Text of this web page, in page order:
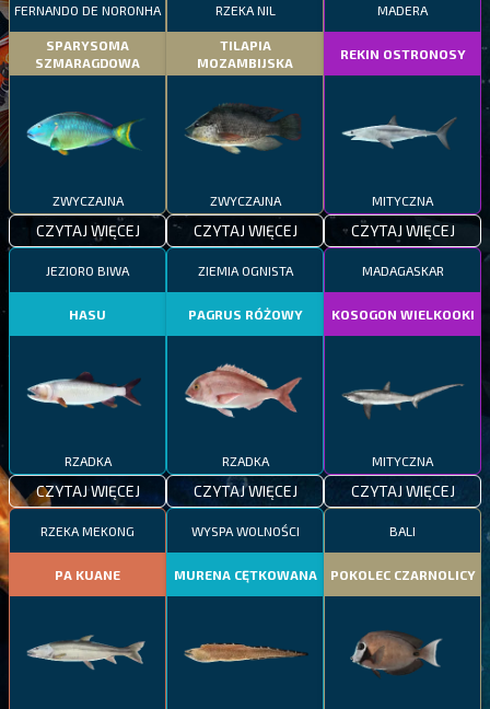
FERNANDO DE NORONHA
SPARYSOMA
SZMARAGDOWA
ZWYCZAJNA
CZYTAJ WIĘCEJ
RZEKA NIL
TILAPIA
MOZAMBIJSKA
ZWYCZAJNA
CZYTAJ WIĘCEJ
MADERA
REKIN OSTRONOSY
MITYCZNA
CZYTAJ WIĘCEJ
JEZIORO BIWA
HASU
RZADKA
CZYTAJ WIĘCEJ
ZIEMIA OGNISTA
PAGRUS RÓŻOWY
RZADKA
CZYTAJ WIĘCEJ
MADAGASKAR
KOSOGON WIELKOOKI
MITYCZNA
CZYTAJ WIĘCEJ
RZEKA MEKONG
PA KUANE
WYSPA WOLNOŚCI
MURENA CĘTKOWANA
BALI
POKOLEC CZARNOLICY